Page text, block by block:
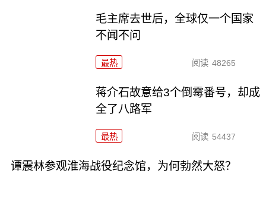
毛主席去世后，全球仅一个国家
不闻不问
最热 阅读 48265
蒋介石故意给3个倒霉番号，却成
全了八路军
最热 阅读 54437
谭震林参观淮海战役纪念馆，为何勃然大怒？